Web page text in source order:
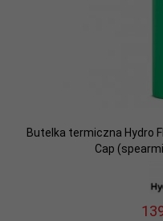
Butelka termiczna Hydro
Cap